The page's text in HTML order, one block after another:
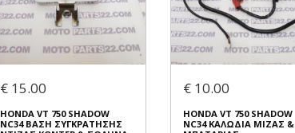
€ 15.00
HONDA VT 750 SHADOW
NC34 ΒΑΣΗ ΣΥΓΚΡΑΤΗΣΗΣ
€ 10.00
HONDA VT 750 SHADOW
NC34 ΚΑΛΩΔΙΑ ΜΙΖΑΣ &